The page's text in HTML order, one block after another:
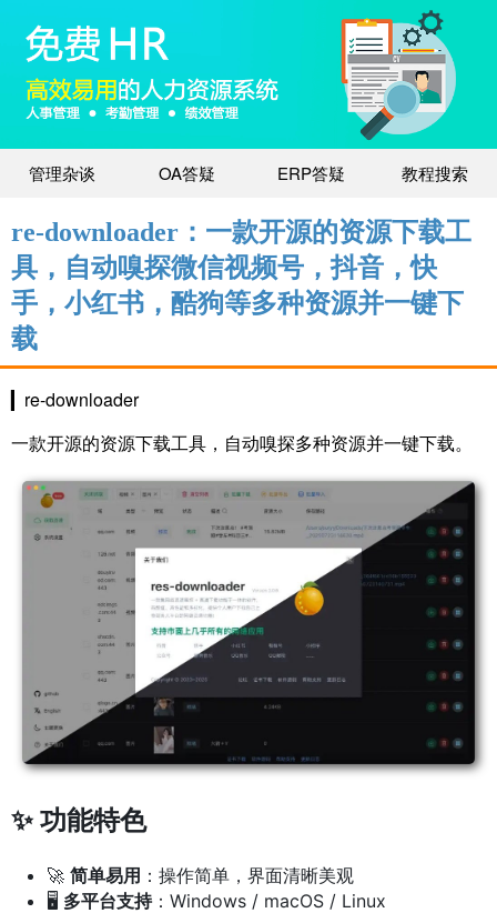
管理杂谈 OA答疑 ERP答疑 教程搜索
re-downloader：一款开源的资源下载工
具，自动嗅探微信视频号，抖音，快
手，小红书，酷狗等多种资源并一键下
载
▎re-downloader
一款开源的资源下载工具，自动嗅探多种资源并一键下载。
✨ 功能特色
🚀 简单易用 ：操作简单，界面清晰美观
🖥️ 多平台支持：Windows / macOS / Linux